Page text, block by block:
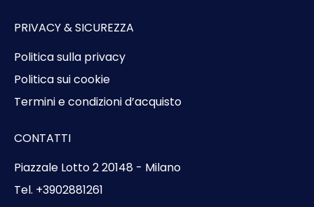
PRIVACY & SICUREZZA
Politica sulla privacy
Politica sui cookie
Termini e condizioni d’acquisto
CONTATTI
Piazzale Lotto 2 20148 - Milano
Tel. +3902881261